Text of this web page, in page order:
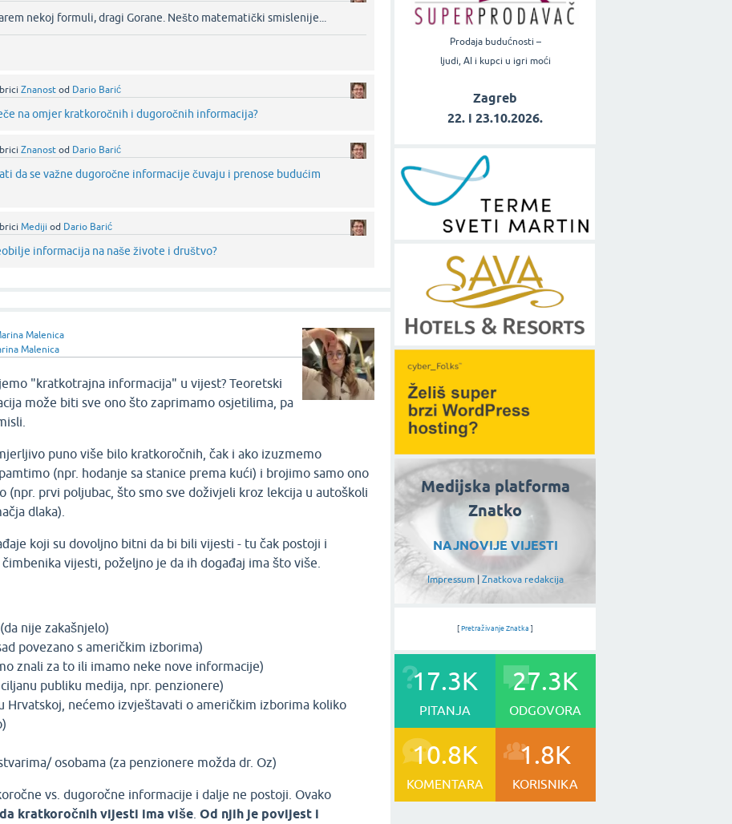
nekoj formuli, dragi Gorane. Nešto matematički smislenije...‌
Znanost od Dario Barić
na omjer kratkoročnih i dugoročnih informacija?
Znanost od Dario Barić
da se važne dugoročne informacije čuvaju i prenose budućim
Mediji od Dario Barić
informacija na naše živote i društvo?
Malenica
Malenica
"kratkotrajna informacija" u vijest? Teoretski
može biti sve ono što zaprimamo osjetilima, pa
puno više bilo kratkoročnih, čak i ako izuzmemo
(npr. hodanje sa stanice prema kući) i brojimo samo ono
(npr. prvi poljubac, što smo sve doživjeli kroz lekcija u autoškoli
dlaka).
koji su dovoljno bitni da bi bili vijesti - tu čak postoji i
čimbenika vijesti, poželjno je da ih događaj ima što više.
nije zakašnjelo)
povezano s američkim izborima)
znali za to ili imamo neke nove informacije)
publiku medija, npr. penzionere)
Hrvatskoj, nećemo izvještavati o američkim izborima koliko
osobama (za penzionere možda dr. Oz)
vs. dugoročne informacije i dalje ne postoji. Ovako
kratkoročnih vijesti ima više .Od njih je povijest i
Prodaja budućnosti –
ljudi, AI i kupci u igri moći
Zagreb
22. i 23.10.2026.
Medijska platforma
Znatko
NAJNOVIJE VIJESTI
Impressum| Znatkova redakcija
[ Pretraživanje Znatka ]
17.3K
PITANJA
27.3K
ODGOVORA
10.8K
KOMENTARA
1.8K
KORISNIKA